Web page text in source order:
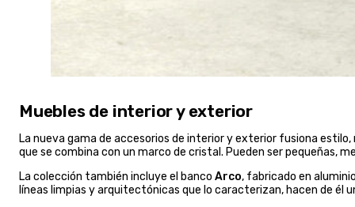
Muebles de interior y exterior
La nueva gama de accesorios de interior y exterior fusiona
que se combina con un marco de cristal. Pueden ser pequeñas,
La colección también incluye el banco Arco, fabricado en
líneas limpias y arquitectónicas que lo caracterizan, hacen de